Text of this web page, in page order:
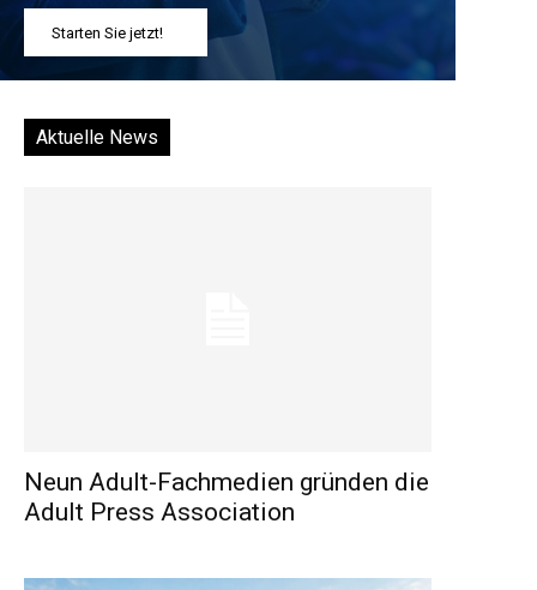
Starten Sie jetzt!
Aktuelle News
Neun Adult-Fachmedien gründen die
Adult Press Association